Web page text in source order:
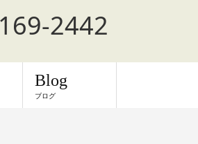
2442
Blog
ブログ